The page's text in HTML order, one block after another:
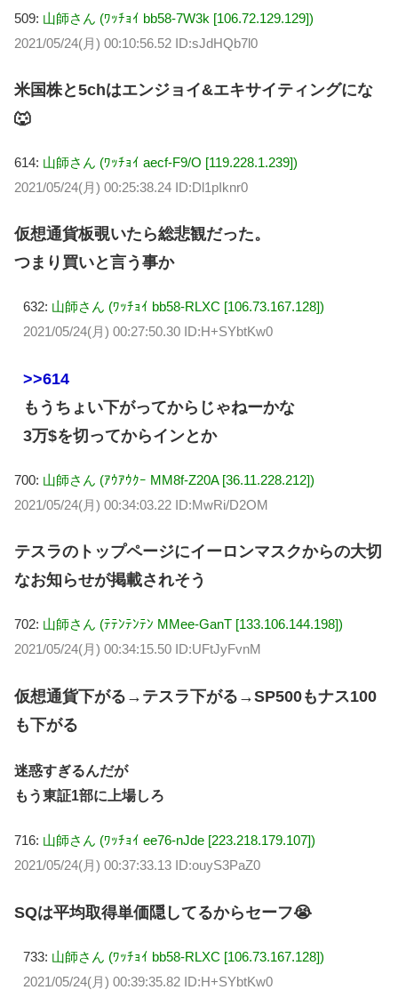
509: 山師さん (ﾜｯﾁｮｲ bb58-7W3k [106.72.129.129])
2021/05/24(月) 00:10:56.52 ID:sJdHQb7l0
米国株と5chはエンジョイ&エキサイティングにな
🐺
614: 山師さん (ﾜｯﾁｮｲ aecf-F9/O [119.228.1.239])
2021/05/24(月) 00:25:38.24 ID:Dl1pIknr0
仮想通貨板覗いたら総悲観だった。
つまり買いと言う事か
632: 山師さん (ﾜｯﾁｮｲ bb58-RLXC [106.73.167.128])
2021/05/24(月) 00:27:50.30 ID:H+SYbtKw0
>>614
もうちょい下がってからじゃねーかな
3万$を切ってからインとか
700: 山師さん (ｱｳｱｳｸｰ MM8f-Z20A [36.11.228.212])
2021/05/24(月) 00:34:03.22 ID:MwRi/D2OM
テスラのトップページにイーロンマスクからの大切
なお知らせが掲載されそう
702: 山師さん (ﾃﾃﾝﾃﾝﾃﾝ MMee-GanT [133.106.144.198])
2021/05/24(月) 00:34:15.50 ID:UFtJyFvnM
仮想通貨下がる→テスラ下がる→SP500もナス100
も下がる
迷惑すぎるんだが
もう東証1部に上場しろ
716: 山師さん (ﾜｯﾁｮｲ ee76-nJde [223.218.179.107])
2021/05/24(月) 00:37:33.13 ID:ouyS3PaZ0
SQは平均取得単価隠してるからセーフ😭
733: 山師さん (ﾜｯﾁｮｲ bb58-RLXC [106.73.167.128])
2021/05/24(月) 00:39:35.82 ID:H+SYbtKw0